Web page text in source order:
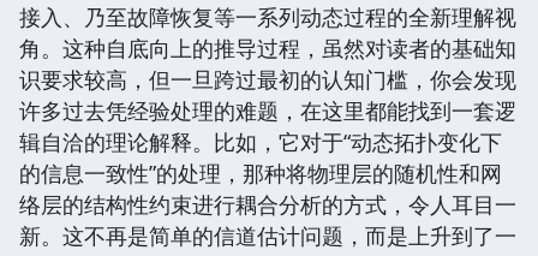
接入、乃至故障恢复等一系列动态过程的全新理解视
角。这种自底向上的推导过程，虽然对读者的基础知
识要求较高，但一旦跨过最初的认知门槛，你会发现
许多过去凭经验处理的难题，在这里都能找到一套逻
辑自洽的理论解释。比如，它对于“动态拓扑变化下
的信息一致性”的处理，那种将物理层的随机性和网
络层的结构性约束进行耦合分析的方式，令人耳目一
新。这不再是简单的信道估计问题，而是上升到了一